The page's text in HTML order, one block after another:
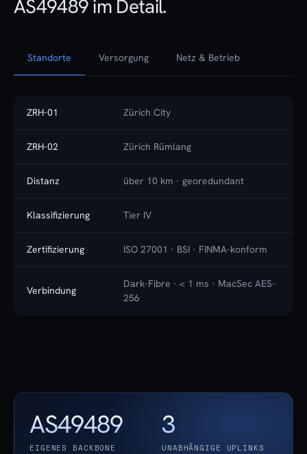
AS49489 im Detail.
Standorte Versorgung Netz & Betrieb
ZRH-01 Zürich City
ZRH-02 Zürich Rümlang
Distanz über 10 km · georedundant
Klassifizierung Tier IV
Zertifizierung ISO 27001 · BSI · FINMA-konform
Verbindung
Dark-Fibre · < 1 ms · MacSec AES-
256
AS49489
EIGENES BACKBONE
3
UNABHÄNGIGE UPLINKS